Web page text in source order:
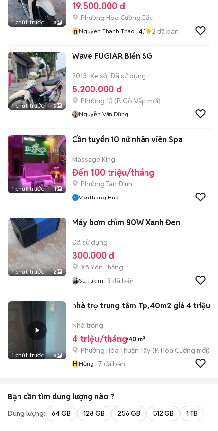
1 phút trước 3
19.500.000 đ
Phường Hòa Cường Bắc
nNguyen Thanh Thao 4.1 2 đã bán
1 phút trước 5
Wave FUGIAR Biển SG
2013 Xe số Đã sử dụng
5.200.000 đ
Phường 10 (P. Gò Vấp mới)
Nguyễn Văn Dũng
1 phút trước 1
Cần tuyển 10 nữ nhân viên Spa
Massage King
Đến 100 triệu/tháng
Phường Tân Định
VanThang Hua
1 phút trước 2
Máy bơm chìm 80W Xanh Đen
Đã sử dụng
300.000 đ
Xã Yên Thắng
Su Takim 3 đã bán
1 phút trước 8
nhà trọ trung tâm Tp,40m2 giá 4 triệu
Nhà trống
4 triệu/tháng 40 m²
Phường Hòa Thuận Tây (P. Hòa Cường mới)
HHồng 7 đã bán
Bạn cần tìm dung lượng nào ?
Dung lượng: 64 GB 128 GB 256 GB 512 GB 1 TB